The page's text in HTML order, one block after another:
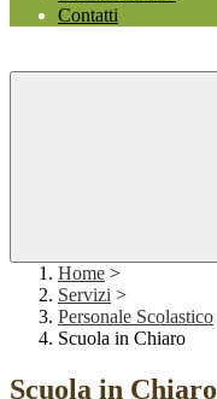
Contatti
Home >
Servizi >
Personale Scolastico
Scuola in Chiaro
Scuola in Chiaro